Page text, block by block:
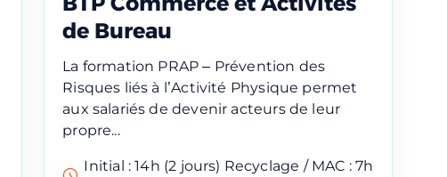
de Bureau
La formation PRAP – Prévention des
Risques liés à l’Activité Physique permet
aux salariés de devenir acteurs de leur
propre...
Initial : 14h (2 jours) Recyclage / MAC : 7h